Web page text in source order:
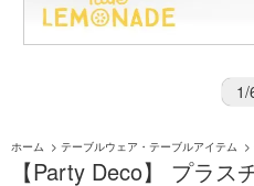
1/
ホーム > テーブルウェア・テーブルアイテム >
【Party Deco】 プラ